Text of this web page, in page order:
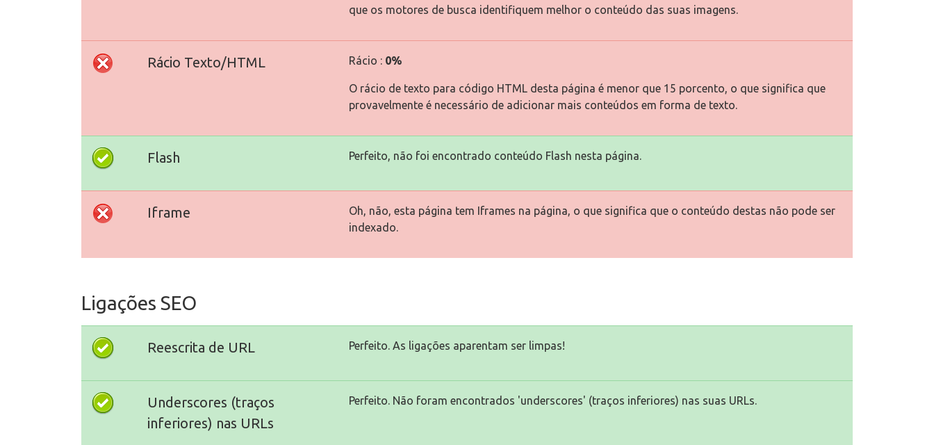
que os motores de busca identifiquem melhor o conteúdo das suas imagens.
Rácio Texto/HTML Rácio : 0%
O rácio de texto para código HTML desta página é menor que 15 porcento, o que significa que
provavelmente é necessário de adicionar mais conteúdos em forma de texto.
Flash Perfeito, não foi encontrado conteúdo Flash nesta página.
Iframe
Oh, não, esta página tem Iframes na página, o que significa que o conteúdo destas não pode ser
indexado.
Ligações SEO
Reescrita de URL Perfeito. As ligações aparentam ser limpas!
Underscores (traços
inferiores) nas URLs
Perfeito. Não foram encontrados 'underscores' (traços inferiores) nas suas URLs.